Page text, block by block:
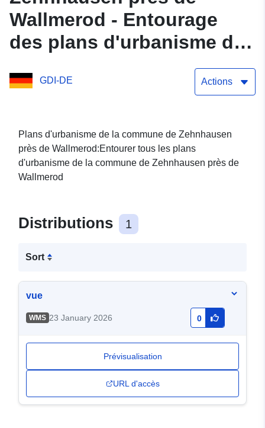
Wallmerod - Entourage
des plans d'urbanisme de
Zehnhausen près de
Wallmerod
GDI-DE Actions
Plans d'urbanisme de la commune de Zehnhausen
près de Wallmerod:Entourer tous les plans
d'urbanisme de la commune de Zehnhausen près de
Wallmerod
Distributions 1
Sort
vue
WMS 23 January 2026 0
Prévisualisation
URL d'accès